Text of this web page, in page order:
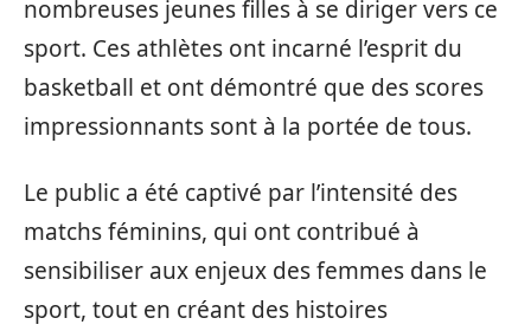
nombreuses jeunes filles à se diriger vers ce
sport. Ces athlètes ont incarné l’esprit du
basketball et ont démontré que des scores
impressionnants sont à la portée de tous.
Le public a été captivé par l’intensité des
matchs féminins, qui ont contribué à
sensibiliser aux enjeux des femmes dans le
sport, tout en créant des histoires